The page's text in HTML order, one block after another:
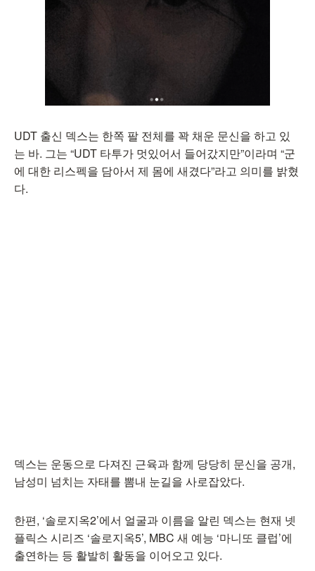
UDT 출신 덱스는 한쪽 팔 전체를 꽉 채운 문신을 하고 있
는 바. 그는 “UDT 타투가 멋있어서 들어갔지만”이라며 “군
에 대한 리스펙을 담아서 제 몸에 새겼다”라고 의미를 밝혔
다.
덱스는 운동으로 다져진 근육과 함께 당당히 문신을 공개,
남성미 넘치는 자태를 뽐내 눈길을 사로잡았다.
한편, ‘솔로지옥2’에서 얼굴과 이름을 알린 덱스는 현재 넷
플릭스 시리즈 ‘솔로지옥5’, MBC 새 예능 ‘마니또 클럽’에
출연하는 등 활발히 활동을 이어오고 있다.